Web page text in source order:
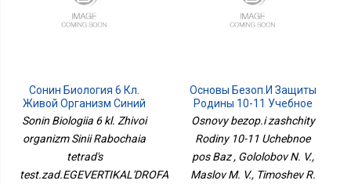
Сонин Биология 6 Кл.
Живой Организм Синий
Рабочая Тетрадьс
Sonin Biologiia 6 kl. Zhivoi
organizm Sinii Rabochaia
tetrad's
test.zad.EGEVERTIKAL'DROFA
Основы Безоп.и Защиты
Родины 10-11 Учебное
Пос Баз
Osnovy bezop.i zashchity
Rodiny 10-11 Uchebnoe
pos Baz , Gololobov N. V.,
Maslov M. V., Timoshev R.